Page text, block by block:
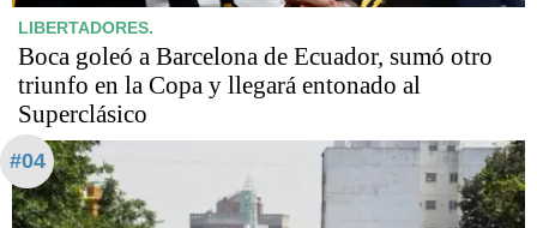
LIBERTADORES.
Boca goleó a Barcelona de Ecuador, sumó otro
triunfo en la Copa y llegará entonado al
Superclásico
#04